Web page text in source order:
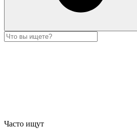
Часто ищут